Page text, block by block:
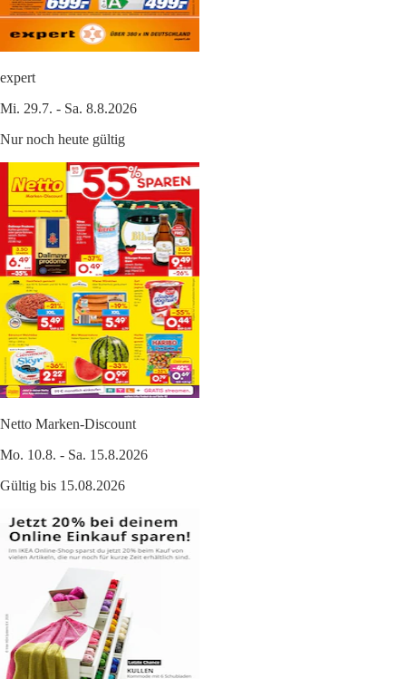
expert
Mi. 29.7. - Sa. 8.8.2026
Nur noch heute gültig
Netto Marken-Discount
Mo. 10.8. - Sa. 15.8.2026
Gültig bis 15.08.2026